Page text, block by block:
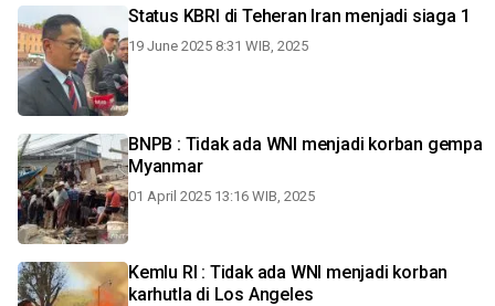
Status KBRI di Teheran Iran menjadi siaga 1
19 June 2025 8:31 WIB, 2025
BNPB : Tidak ada WNI menjadi korban gempa
Myanmar
01 April 2025 13:16 WIB, 2025
Kemlu RI : Tidak ada WNI menjadi korban
karhutla di Los Angeles